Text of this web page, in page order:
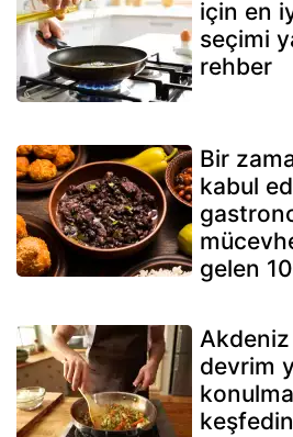
için en
seçimi
rehber
Bir
kabul
gelen
Akdeniz
devrim